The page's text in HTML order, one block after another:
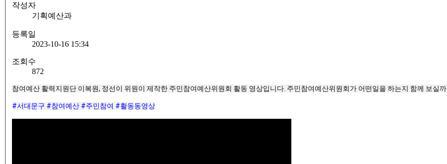
작성자
기획예산과
등록일
2023-10-16 15:34
조회수
872
참여예산 활력지원단 이복원, 정선이 위원이 제작한 주민참여예산위원회 활동 영상입니다. 주민참여예산위원회가 어떤일을 하는지 함께 보실
#서대문구 #참여예산 #주민참여 #활동동영상